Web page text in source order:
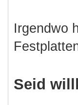
Irgendwo
Seid